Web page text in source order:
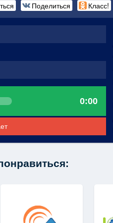
Поделиться Класс!
0:00